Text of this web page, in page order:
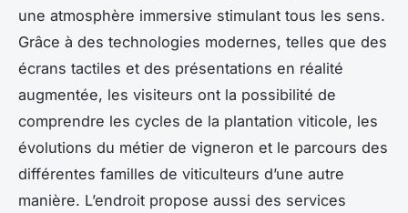
une atmosphère immersive stimulant tous les sens.
Grâce à des technologies modernes, telles que des
écrans tactiles et des présentations en réalité
augmentée, les visiteurs ont la possibilité de
comprendre les cycles de la plantation viticole, les
évolutions du métier de vigneron et le parcours des
différentes familles de viticulteurs d’une autre
manière. L’endroit propose aussi des services